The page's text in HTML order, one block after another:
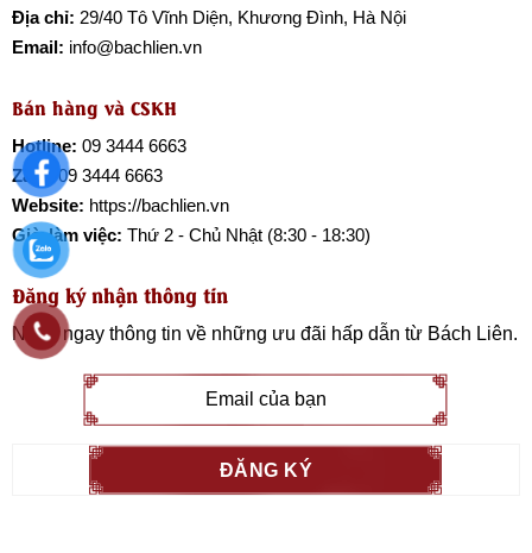
Địa chỉ: 29/40 Tô Vĩnh Diện, Khương Đình, Hà Nội
Email: info@bachlien.vn
Bán hàng và CSKH
Hotline: 09 3444 6663
Zalo: 09 3444 6663
Website: https://bachlien.vn
Giờ làm việc: Thứ 2 - Chủ Nhật (8:30 - 18:30)
Đăng ký nhận thông tin
Nhận ngay thông tin về những ưu đãi hấp dẫn từ Bách Liên.